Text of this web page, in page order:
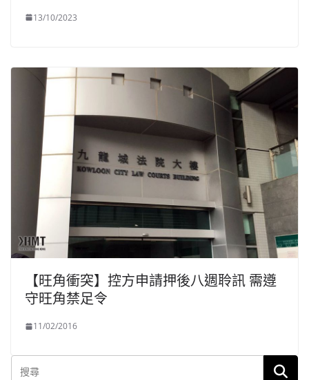
13/10/2023
【旺角衝突】控方申請押後八週聆訊 需遵
守旺角禁足令
11/02/2016